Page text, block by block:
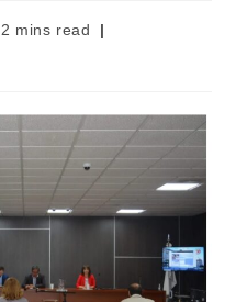
2 mins read